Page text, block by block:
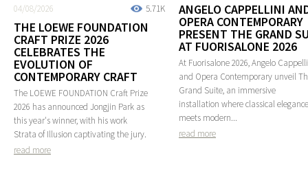
5.71K
04/08/2026
THE LOEWE FOUNDATION
CRAFT PRIZE 2026
CELEBRATES THE
EVOLUTION OF
CONTEMPORARY CRAFT
The LOEWE FOUNDATION Craft Prize
2026 has announced Jongjin Park as
this year's winner, with his work
Strata of Illusion captivating the jury.
read more
ANGELO CAPPELLINI
OPERA CONTEMPORARY
PRESENT THE GRAND
AT FUORISALONE 2026
At Fuorisalone 2026, Angelo
and Opera Contemporary unveil
Grand Suite, an immersive
installation where classical elegance
meets modern...
read more